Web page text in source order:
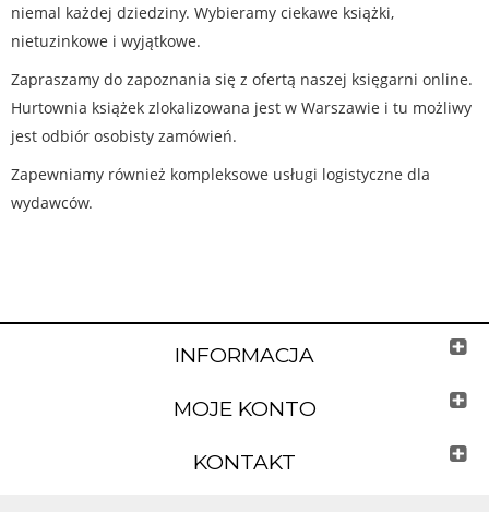
niemal każdej dziedziny. Wybieramy ciekawe książki,
nietuzinkowe i wyjątkowe.
Zapraszamy do zapoznania się z ofertą naszej księgarni online.
Hurtownia książek zlokalizowana jest w Warszawie i tu możliwy
jest odbiór osobisty zamówień.
Zapewniamy również kompleksowe usługi logistyczne dla
wydawców.
INFORMACJA
MOJE KONTO
KONTAKT